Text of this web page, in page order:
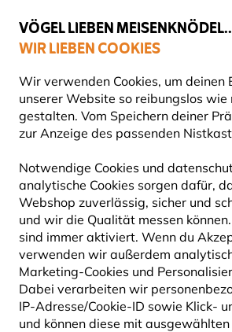
VÖGEL LIEBEN
WIR LIEBEN COOKIES
Wir verwenden Cookies, um deinen
unserer Website so reibungslos wie
gestalten. Vom Speichern deiner
zur Anzeige des passenden
Notwendige Cookies und
analytische Cookies sorgen dafür,
Webshop zuverlässig, sicher und
und wir die Qualität messen
sind immer aktiviert. Wenn du
verwenden wir außerdem
Marketing-Cookies und
Dabei verarbeiten wir
IP-Adresse/Cookie-ID sowie Klick-
und können diese mit
Gratis Versand ab 49
Vogelfuttersysteme
10% RABATT